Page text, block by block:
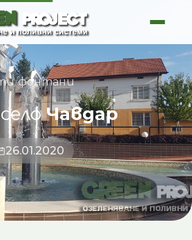
/фонтани
село Чавдар
26.01.2020